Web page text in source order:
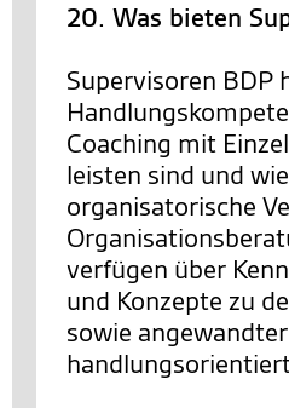
20. Was bieten
Supervisoren BDP
Coaching mit
leisten sind und
organisatorische
verfügen über
und Konzepte zu
sowie